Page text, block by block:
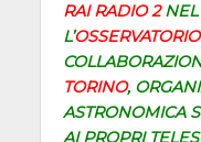
RAI RADIO 2NEL
L’
TORINO,
ASTRONOMICA
AI PROPRI